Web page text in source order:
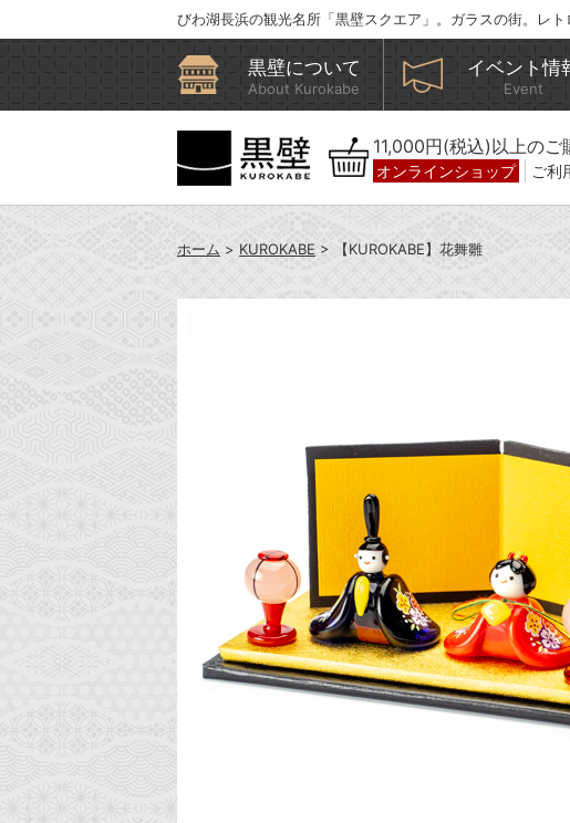
びわ湖長浜の観光名所「黒壁スクエア」。ガラスの街。レ
黒壁について
About Kurokabe
イベント情
Event
11,000円(税込)以上のご
オンラインショップ ご利
ホーム > KUROKABE > 【KUROKABE】花舞雛